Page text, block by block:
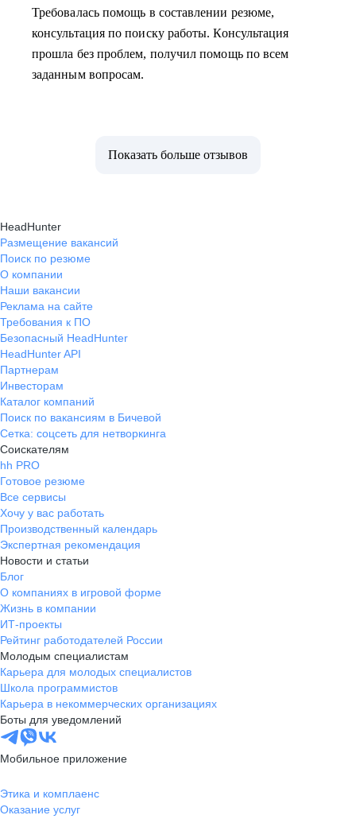
Требовалась помощь в составлении резюме,
консультация по поиску работы. Консультация
прошла без проблем, получил помощь по всем
заданным вопросам.
Показать больше отзывов
HeadHunter
Размещение вакансий
Поиск по резюме
О компании
Наши вакансии
Реклама на сайте
Требования к ПО
Безопасный HeadHunter
HeadHunter API
Партнерам
Инвесторам
Каталог компаний
Поиск по вакансиям в Бичевой
Сетка: соцсеть для нетворкинга
Соискателям
hh PRO
Готовое резюме
Все сервисы
Хочу у вас работать
Производственный календарь
Экспертная рекомендация
Новости и статьи
Блог
О компаниях в игровой форме
Жизнь в компании
ИТ-проекты
Рейтинг работодателей России
Молодым специалистам
Карьера для молодых специалистов
Школа программистов
Карьера в некоммерческих организациях
Боты для уведомлений
Мобильное приложение
Этика и комплаенс
Оказание услуг